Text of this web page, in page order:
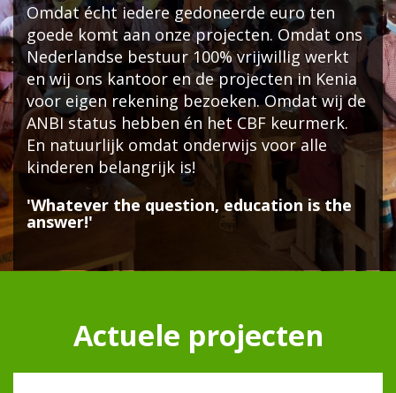
Omdat écht iedere gedoneerde euro ten
goede komt aan onze projecten. Omdat ons
Nederlandse bestuur 100% vrijwillig werkt
en wij ons kantoor en de projecten in Kenia
voor eigen rekening bezoeken. Omdat wij de
ANBI status hebben én het CBF keurmerk.
En natuurlijk omdat onderwijs voor alle
kinderen belangrijk is!
'Whatever the question, education is the
answer!'
Actuele projecten